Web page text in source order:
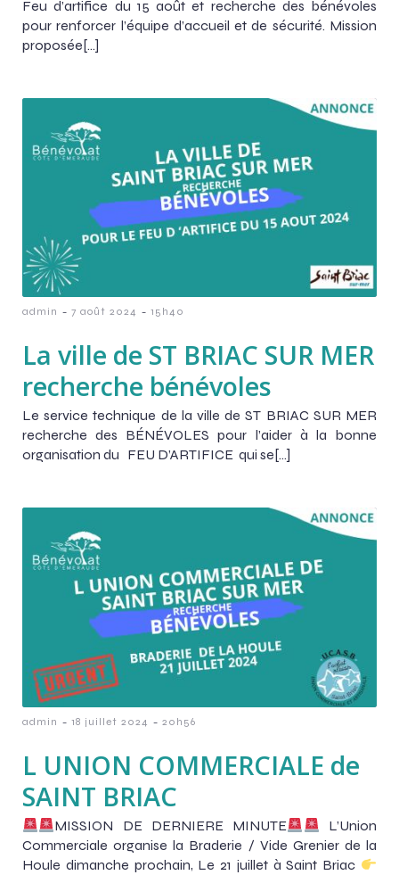
Feu d’artifice du 15 août et recherche des bénévoles
pour renforcer l’équipe d’accueil et de sécurité. Mission
proposée[…]
admin - 7 août 2024 - 15h40
La ville de ST BRIAC SUR MER
recherche bénévoles
Le service technique de la ville de ST BRIAC SUR MER
recherche des BÉNÉVOLES pour l’aider à la bonne
organisation du FEU D’ARTIFICE qui se[…]
admin - 18 juillet 2024 - 20h56
L UNION COMMERCIALE de
SAINT BRIAC
MISSION DE DERNIERE MINUTE
L’Union
Commerciale organise la Braderie / Vide Grenier de la
Houle dimanche prochain, Le 21 juillet à Saint Briac